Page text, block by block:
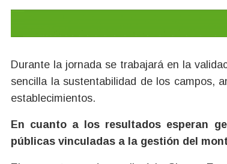
Durante la jornada se trabajará en la
sencilla la sustentabilidad de los campos,
establecimientos.
En cuanto a los resultados esperan
públicas vinculadas a la gestión del